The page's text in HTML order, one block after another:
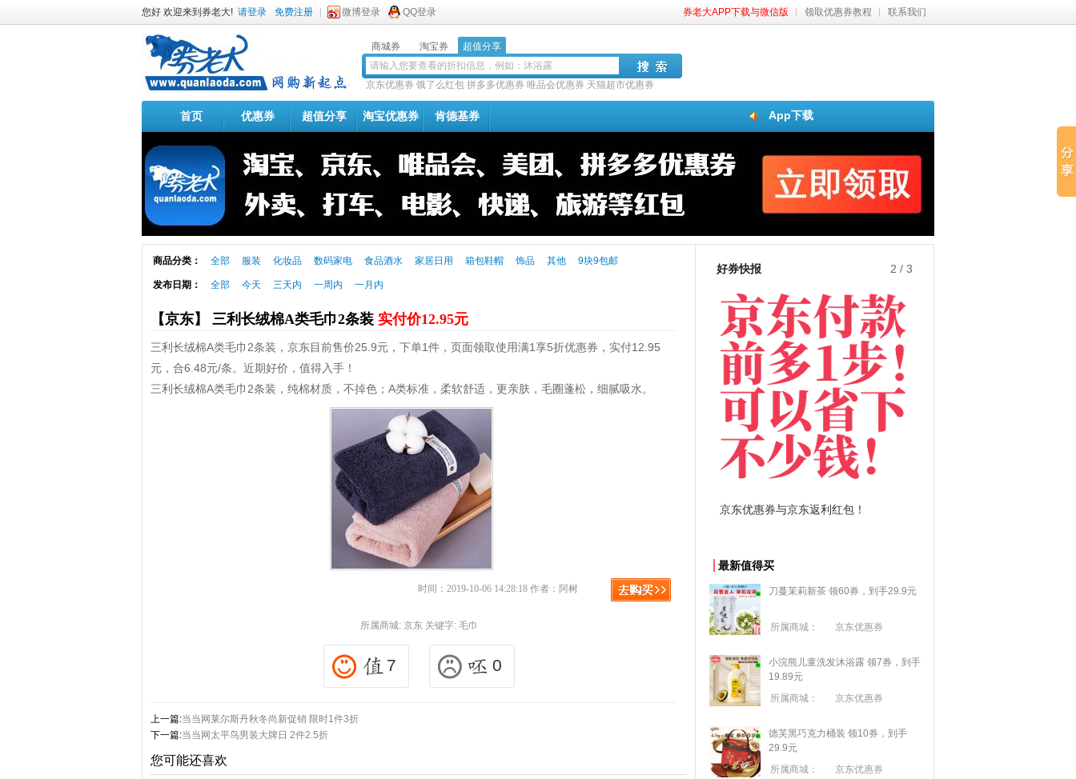
您好 欢迎来到券老大! 请登录 免费注册 微博登录 QQ登录 券老大APP下载与微信版 领取优惠券教程 联系我们
商城券 淘宝券 超值分享
京东优惠券 饿了么红包 拼多多优惠券 唯品会优惠券 天猫超市优惠券
App下载
首页 优惠券 超值分享 淘宝优惠券 肯德基券
商品分类： 全部 服装 化妆品 数码家电 食品酒水 家居日用 箱包鞋帽 饰品 其他 9块9包邮
发布日期： 全部 今天 三天内 一周内 一月内
【京东】 三利长绒棉A类毛巾2条装 实付价12.95元
三利长绒棉A类毛巾2条装，京东目前售价25.9元，下单1件，页面领取使用满1享5折优惠券，实付12.95
元，合6.48元/条。近期好价，值得入手！
三利长绒棉A类毛巾2条装，纯棉材质，不掉色；A类标准，柔软舒适，更亲肤，毛圈蓬松，细腻吸水。
时间：2019-10-06 14:28:18 作者：阿树
所属商城: 京东关键字: 毛巾
7 0
上一篇:当当网莱尔斯丹秋冬尚新促销 限时1件3折
下一篇:当当网太平鸟男装大牌日 2件2.5折
您可能还喜欢
好券快报 3 / 3
淘宝优惠券+淘宝返利 拼多多优惠券+拼多多返利
最新值得买
刀蔓茉莉新茶 领60券，到手29.9元
所属商城： 京东优惠券
小浣熊儿童洗发沐浴露 领7券，到手
19.89元
所属商城：
京东优惠券
德芙黑巧克力桶装 领10券，到手
29.9元
所属商城：
京东优惠券